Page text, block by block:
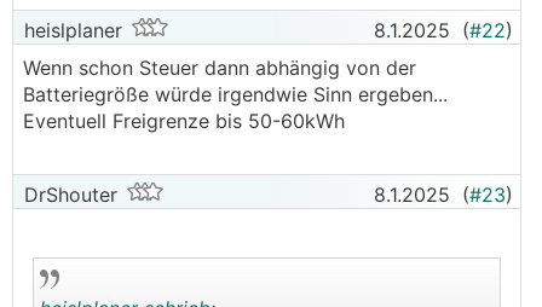
heislplaner 8.1.2025 (#22)
Wenn schon Steuer dann abhängig von der
Batteriegröße würde irgendwie Sinn ergeben...
Eventuell Freigrenze bis 50-60kWh
DrShouter 8.1.2025 (#23)